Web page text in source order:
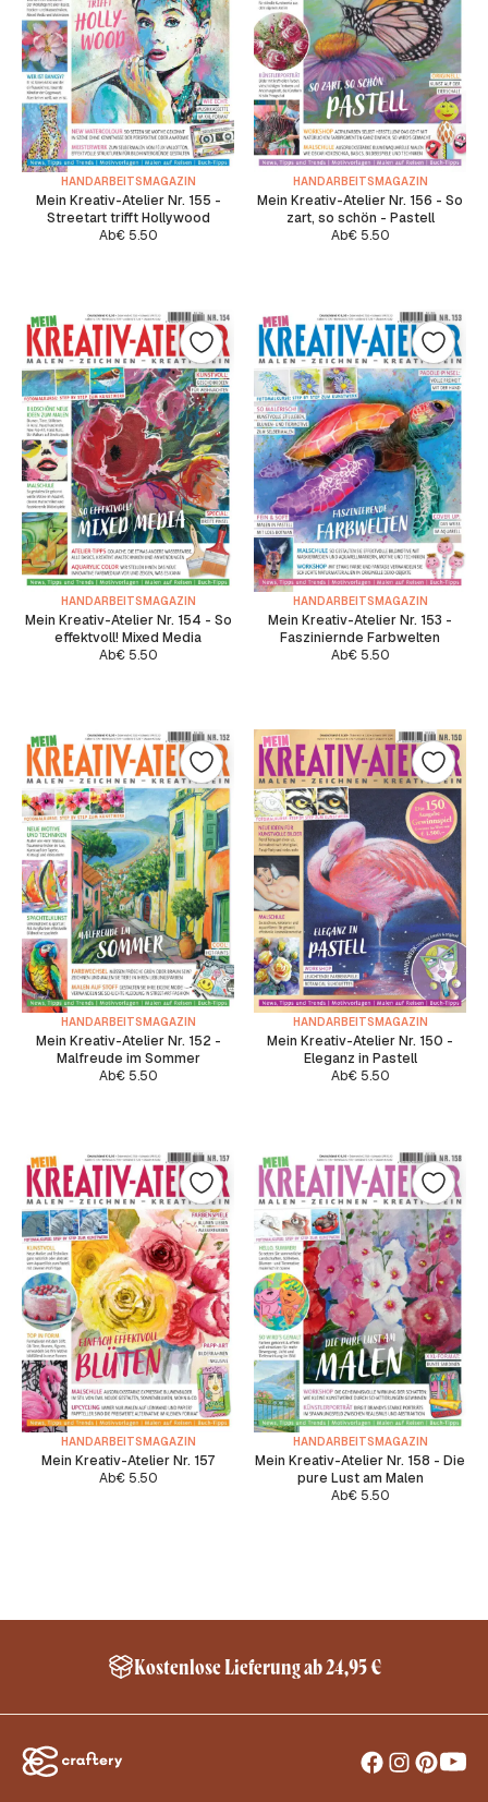
HANDARBEITSMAGAZIN
Mein Kreativ-Atelier Nr. 155 -
Streetart trifft Hollywood
Ab€5.50
HANDARBEITSMAGAZIN
Mein Kreativ-Atelier Nr. 156 - So
zart, so schön - Pastell
Ab€5.50
HANDARBEITSMAGAZIN
Mein Kreativ-Atelier Nr. 154 - So
effektvoll! Mixed Media
Ab€5.50
HANDARBEITSMAGAZIN
Mein Kreativ-Atelier Nr. 153 -
Fasziniernde Farbwelten
Ab€5.50
HANDARBEITSMAGAZIN
Mein Kreativ-Atelier Nr. 152 -
Malfreude im Sommer
Ab€5.50
HANDARBEITSMAGAZIN
Mein Kreativ-Atelier Nr. 150 -
Eleganz in Pastell
Ab€5.50
HANDARBEITSMAGAZIN
Mein Kreativ-Atelier Nr. 157
Ab€5.50
HANDARBEITSMAGAZIN
Mein Kreativ-Atelier Nr. 158 - Die
pure Lust am Malen
Ab€5.50
Kostenlose Lieferung ab 24,95 €